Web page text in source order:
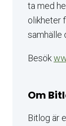
ta med
olikheter
samhälle
Besök
Om
Bitlog är